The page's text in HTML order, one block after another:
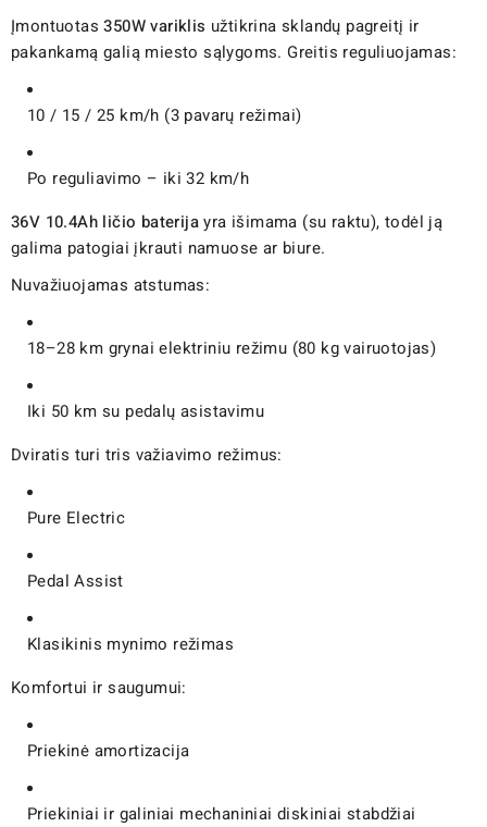
Įmontuotas350W variklis užtikrina sklandų pagreitį ir
pakankamą galią miesto sąlygoms. Greitis reguliuojamas:
10 / 15 / 25 km/h (3 pavarų režimai)
Po reguliavimo – iki 32 km/h
36V 10.4Ah ličio baterijayra išimama (su raktu), todėl ją
galima patogiai įkrauti namuose ar biure.
Nuvažiuojamas atstumas:
18–28 km grynai elektriniu režimu (80 kg vairuotojas)
Iki 50 km su pedalų asistavimu
Dviratis turi tris važiavimo režimus:
Pure Electric
Pedal Assist
Klasikinis mynimo režimas
Komfortui ir saugumui:
Priekinė amortizacija
Priekiniai ir galiniai mechaniniai diskiniai stabdžiai